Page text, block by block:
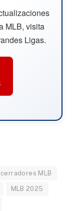
MLB, visita
Ligas.
cerradores MLB
MLB 2025